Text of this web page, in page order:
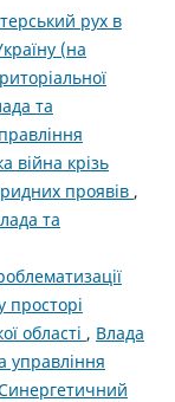
рух в
(на
та
війна крізь
проявів ,
та
просторі
області , Влада
управління